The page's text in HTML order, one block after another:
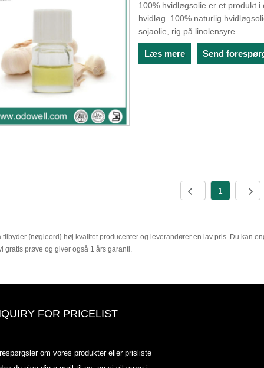
100% hvidløgsolie er et produkt
hvidløg. 100% naturlig
sojaolie, rig på linolensyre.
Læs mere Send
1
tilbyder {nøgleord} høj kvalitet producenter og leverandører en lav pris. Du kan
gratis prøve og giver også 1 års garanti.
FOR PRICELIST
om vores produkter eller prisliste